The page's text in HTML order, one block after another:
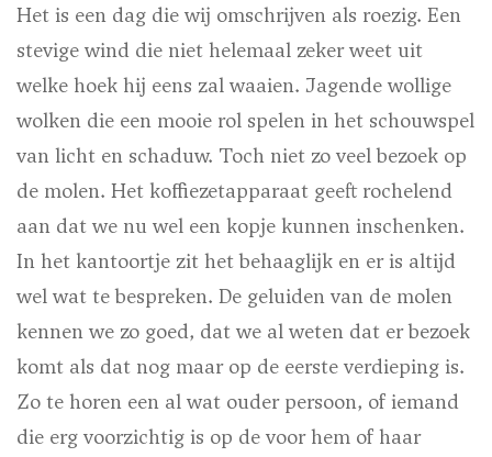
Het is een dag die wij omschrijven als roezig. Een
stevige wind die niet helemaal zeker weet uit
welke hoek hij eens zal waaien. Jagende wollige
wolken die een mooie rol spelen in het schouwspel
van licht en schaduw. Toch niet zo veel bezoek op
de molen. Het koffiezetapparaat geeft rochelend
aan dat we nu wel een kopje kunnen inschenken.
In het kantoortje zit het behaaglijk en er is altijd
wel wat te bespreken. De geluiden van de molen
kennen we zo goed, dat we al weten dat er bezoek
komt als dat nog maar op de eerste verdieping is.
Zo te horen een al wat ouder persoon, of iemand
die erg voorzichtig is op de voor hem of haar